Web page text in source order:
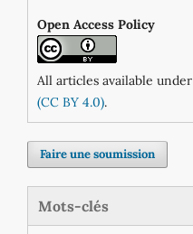
Open Access Policy
All articles available under
(CC BY 4.0).
Faire une soumission
Mots-clés